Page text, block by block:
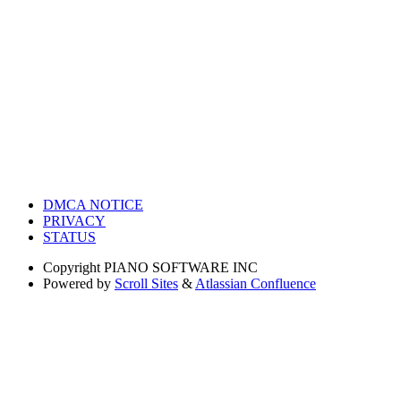
DMCA NOTICE
PRIVACY
STATUS
Copyright PIANO SOFTWARE INC
Powered by Scroll Sites & Atlassian Confluence